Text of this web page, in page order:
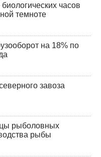
часов
темноте
на 18% по
завоза
рыболовных
рыбы